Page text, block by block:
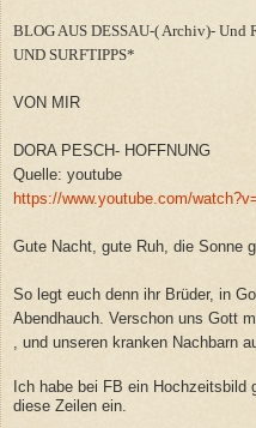
BLOG AUS DESSAU-( Archiv)-
UND SURFTIPPS*
VON MIR
DORA PESCH- HOFFNUNG
Quelle: youtube
https://www.youtube.com/
Gute Nacht, gute Ruh, die Sonne
So legt euch denn ihr Brüder, in
Abendhauch. Verschon uns Gott
, und unseren kranken Nachbarn
Ich habe bei FB ein
diese Zeilen ein.